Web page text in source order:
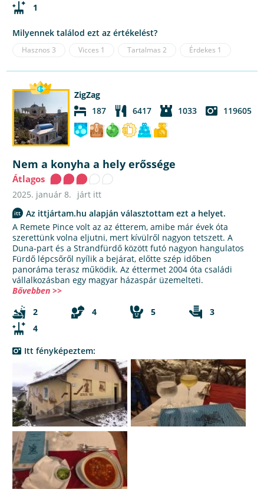
1
Milyennek találod ezt az értékelést?
Hasznos 3 Vicces 1 Tartalmas 2 Érdekes 1
ZigZag
187
6417 1033 119605
Nem a konyha a hely erőssége
Átlagos
2025. január 8.
járt itt
Az ittjártam.hu alapján választottam ezt a helyet.
A Remete Pince volt az az étterem, amibe már évek óta
szerettünk volna eljutni, mert kívülről nagyon tetszett. A
Duna-part és a Strandfürdő között futó nagyon hangulatos
Fürdő lépcsőről nyílik a bejárat, előtte szép időben
panoráma terasz működik. Az éttermet 2004 óta családi
vállalkozásban egy magyar házaspár üzemelteti.
Bővebben >>
2
4 5
3
4
Itt fényképeztem: